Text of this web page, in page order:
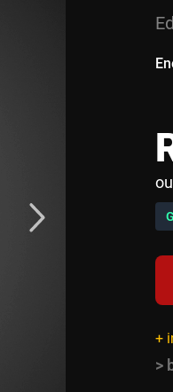
ou
+
>